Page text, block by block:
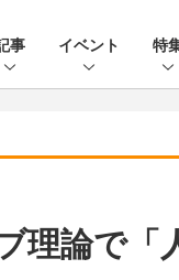
事 イベント 特
理論で「